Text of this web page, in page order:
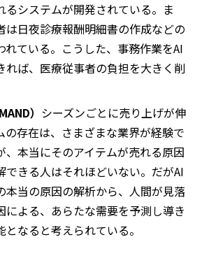
るシステムが開発されている。ま
は日夜診療報酬明細書の作成などの
れている。こうした、事務作業をAI
れば、医療従事者の負担を大きく削
） シーズンごとに売り上げが伸
の存在は、さまざまな業界が経験で
、本当にそのアイテムが売れる原因
できる人はそれほどいない。だがAI
本当の原因の解析から、人間が見落
による、あらたな需要を予測し導き
なると考えられている。